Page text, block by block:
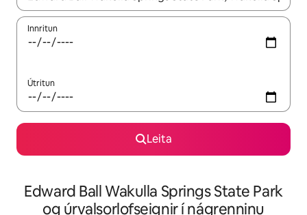
Innritun
Útritun
Leita
Edward Ball Wakulla Springs State Park
og úrvalsorlofseignir í nágrenninu